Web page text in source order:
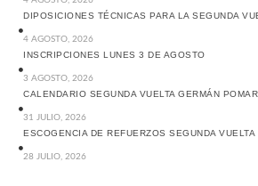
DIPOSICIONES TÉCNICAS PARA LA SEGUNDA
4 AGOSTO, 2026
INSCRIPCIONES LUNES 3 DE AGOSTO
3 AGOSTO, 2026
CALENDARIO SEGUNDA VUELTA GERMÁN
31 JULIO, 2026
ESCOGENCIA DE REFUERZOS SEGUNDA
28 JULIO, 2026